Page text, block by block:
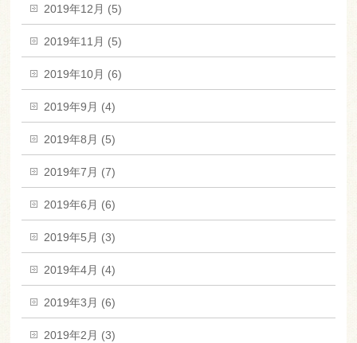
2019年12月 (5)
2019年11月 (5)
2019年10月 (6)
2019年9月 (4)
2019年8月 (5)
2019年7月 (7)
2019年6月 (6)
2019年5月 (3)
2019年4月 (4)
2019年3月 (6)
2019年2月 (3)